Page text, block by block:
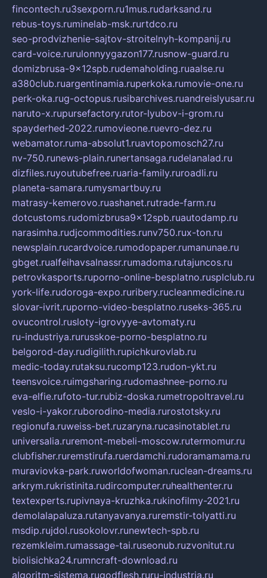
fincontech.ru3sexporn.ru1mus.rudarksand.ru
rebus-toys.ruminelab-msk.rurtdco.ru
seo-prodvizhenie-sajtov-stroitelnyh-kompanij.ru
card-voice.rurulonnyygazon177.rusnow-guard.ru
domizbrusa-9x12spb.rudemaholding.ruaalse.ru
a380club.ruargentinamia.ruperkoka.rumovie-one.ru
perk-oka.rug-octopus.rusibarchives.ruandreislyusar.ru
naruto-x.rupursefactory.rutor-lyubov-i-grom.ru
spayderhed-2022.rumovieone.ruevro-dez.ru
webamator.ruma-absolut1.ruavtopomosch27.ru
nv-750.runews-plain.runertansaga.rudelanalad.ru
dizfiles.ruyoutubefree.ruaria-family.ruroadli.ru
planeta-samara.rumysmartbuy.ru
matrasy-kemerovo.ruashanet.rutrade-farm.ru
dotcustoms.rudomizbrusa9x12spb.ruautodamp.ru
narasimha.rudjcommodities.runv750.rux-ton.ru
newsplain.rucardvoice.rumodopaper.rumanunae.ru
gbget.rualfeihavsalnassr.rumadoma.rutajuncos.ru
petrovkasports.ruporno-online-besplatno.rusplclub.ru
york-life.rudoroga-expo.ruribery.rucleanmedicine.ru
slovar-ivrit.ruporno-video-besplatno.ruseks-365.ru
ovucontrol.rusloty-igrovyye-avtomaty.ru
ru-industriya.rurusskoe-porno-besplatno.ru
belgorod-day.rudigilith.rupichkurovlab.ru
medic-today.rutaksu.rucomp123.rudon-ykt.ru
teensvoice.ruimgsharing.rudomashnee-porno.ru
eva-elfie.rufoto-tur.rubiz-doska.rumetropoltravel.ru
veslo-i-yakor.ruborodino-media.rurostotsky.ru
regionufa.ruweiss-bet.ruzaryna.rucasinotablet.ru
universalia.ruremont-mebeli-moscow.rutermomur.ru
clubfisher.ruremstirufa.ruerdamchi.rudoramamama.ru
muraviovka-park.ruworldofwoman.ruclean-dreams.ru
arkrym.rukristinita.rudircomputer.ruhealthenter.ru
textexperts.rupivnaya-kruzhka.rukinofilmy-2021.ru
demolalapaluza.rutanyavanya.ruremstir-tolyatti.ru
msdip.rujdol.rusokolovr.runewtech-spb.ru
rezemkleim.rumassage-tai.ruseonub.ruzvonitut.ru
biolisichka24.rumncraft-download.ru
algoritm-sistema.rugodflesh.ruru-industria.ru